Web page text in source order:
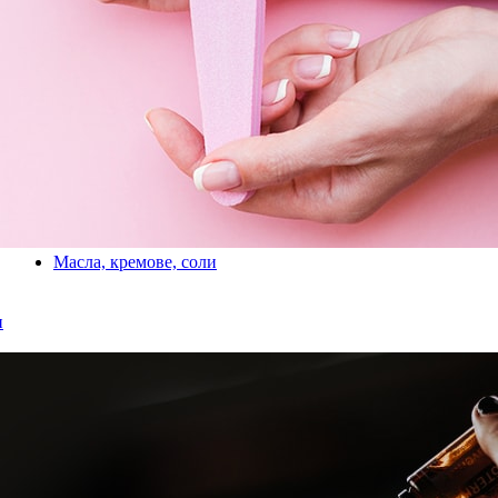
Масла, кремове, соли